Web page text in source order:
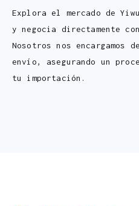
Explora el mercado de
y negocia directamente
Nosotros nos
envío, asegurando un
tu importación.